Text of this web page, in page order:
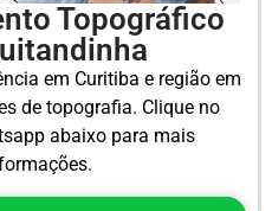
Topográfico
em Curitiba e região em
de topografia. Clique no
abaixo para mais